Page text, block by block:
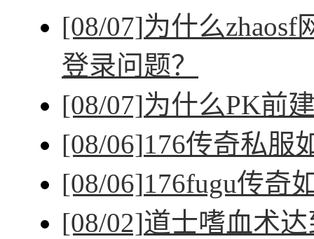
[08/07]为什么
登录问题？
[08/07]为什么PK前
[08/06]176传奇私服
[08/06]176fugu传奇
[08/02]道士嗜血术